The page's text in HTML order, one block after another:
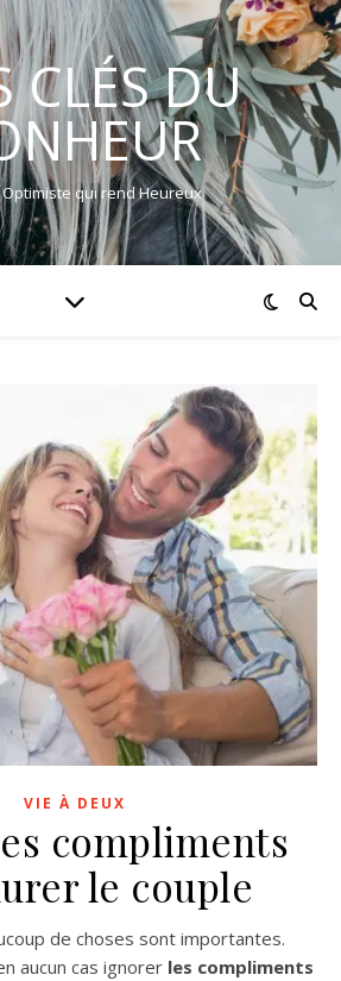
CLÉS DU
Optimiste qui rend Heureux
VIE À DEUX
compliments
le couple
aucun cas ignorer les compliments